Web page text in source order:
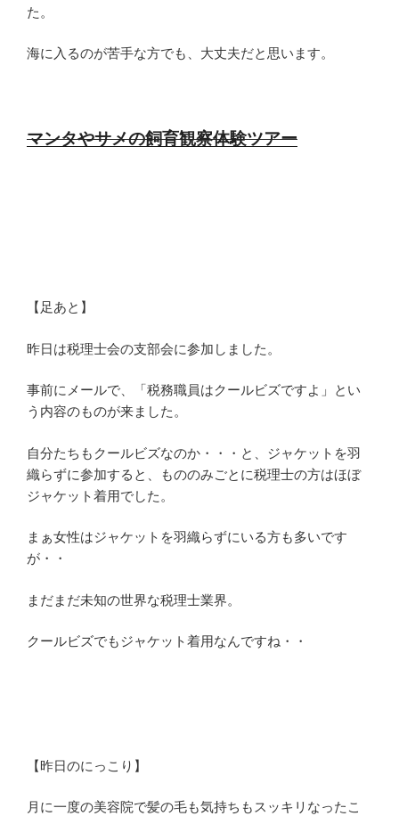
た。
海に入るのが苦手な方でも、大丈夫だと思います。
マンタやサメの飼育観察体験ツアー
【足あと】
昨日は税理士会の支部会に参加しました。
事前にメールで、「税務職員はクールビズですよ」とい
う内容のものが来ました。
自分たちもクールビズなのか・・・と、ジャケットを羽
織らずに参加すると、もののみごとに税理士の方はほぼ
ジャケット着用でした。
まぁ女性はジャケットを羽織らずにいる方も多いです
が・・
まだまだ未知の世界な税理士業界。
クールビズでもジャケット着用なんですね・・
【昨日のにっこり】
月に一度の美容院で髪の毛も気持ちもスッキリなったこ